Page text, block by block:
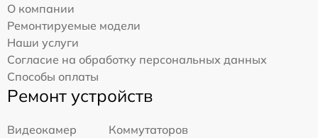
О компании
Ремонтируемые модели
Наши услуги
Согласие на обработку персональных данных
Способы оплаты
Ремонт устройств
Видеокамер
Коммутаторов